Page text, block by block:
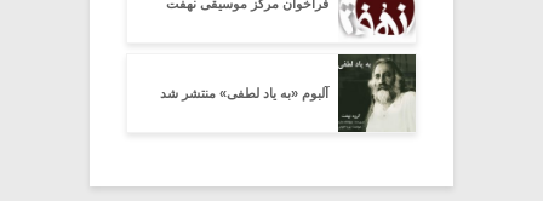
فراخوان مرکز موسیقی نهفت
آلبوم «به یاد لطفی» منتشر شد